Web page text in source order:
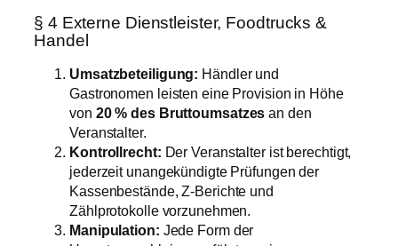
§ 4 Externe Dienstleister, Foodtrucks &
Handel
Umsatzbeteiligung: Händler und
Gastronomen leisten eine Provision in Höhe
von 20 % des Bruttoumsatzes an den
Veranstalter.
Kontrollrecht: Der Veranstalter ist berechtigt,
jederzeit unangekündigte Prüfungen der
Kassenbestände, Z-Berichte und
Zählprotokolle vorzunehmen.
Manipulation: Jede Form der